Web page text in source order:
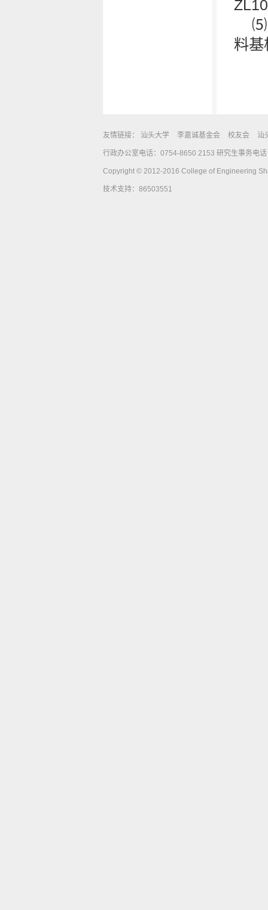
⑸
料基
友情链接： 汕头大学 李嘉诚基金会 校友会 汕
行政办公室电话：0754-8650 2153 研究生事务电
Copyright © 2012-2016 College of Engineering
技术支持：86503551